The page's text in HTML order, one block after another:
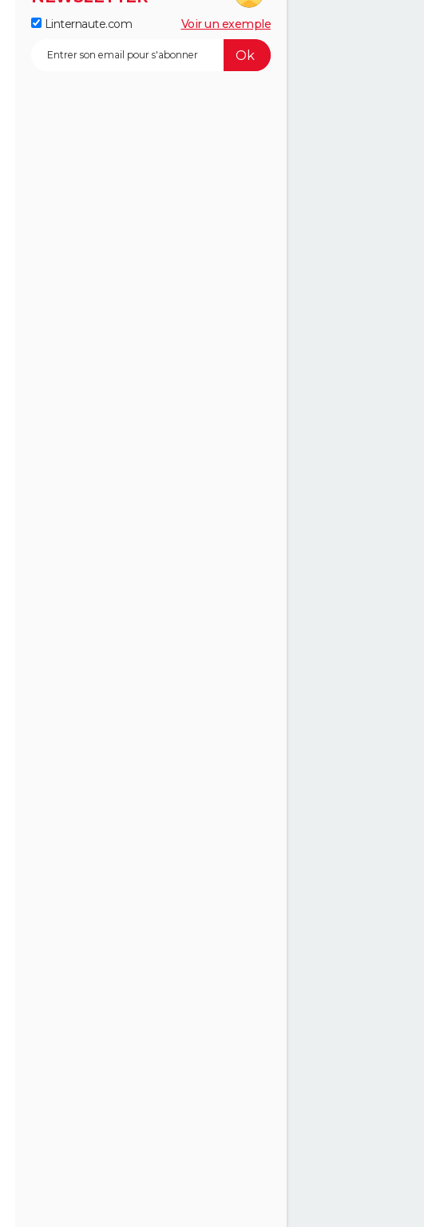
Linternaute.com Voir un exemple